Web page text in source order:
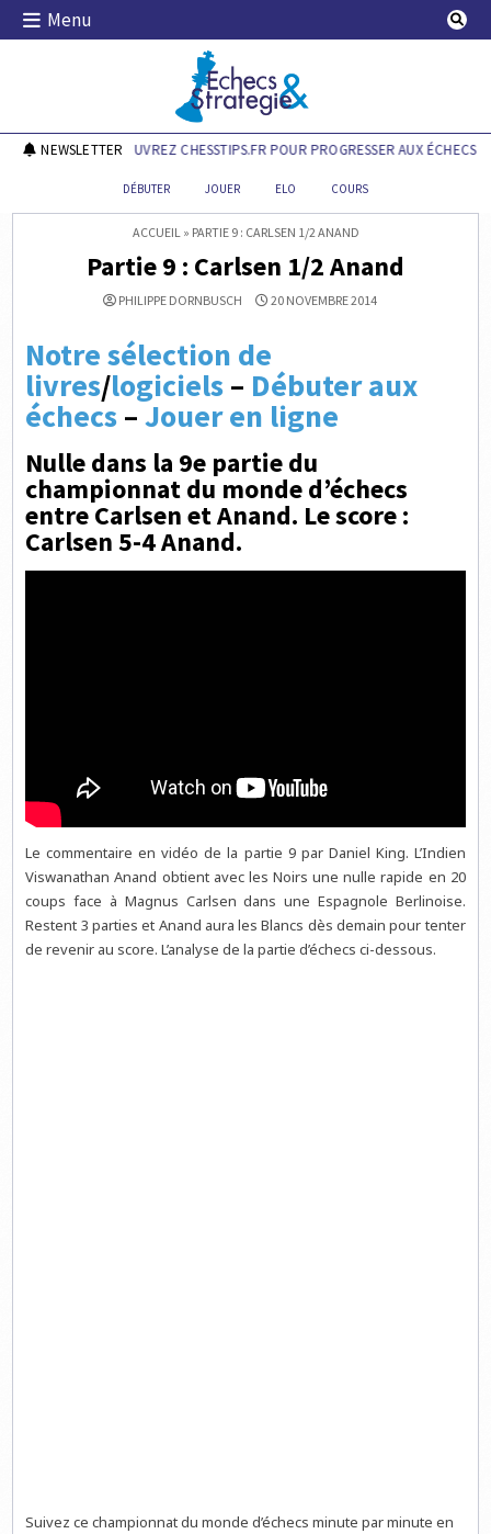
Skip
Menu
Echecs & Stratégie
NEWSLETTERDÉCOUVREZ CHESSTIPS.FR POUR PROGRESSER AUX ÉCHECS !
DÉBUTER JOUER ELO COURS
ACCUEIL» PARTIE 9 : CARLSEN 1/2 ANAND
Partie 9 : Carlsen 1/2 Anand
PHILIPPE DORNBUSCH 20 NOVEMBRE 2014
Notre sélection de
livres/logiciels– Débuter aux
échecs–Jouer en ligne
Nulle dans la 9e partie du
championnat du monde d’échecs
entre Carlsen et Anand. Le score :
Carlsen 5-4 Anand.
Le commentaire en vidéo de la partie 9 par Daniel King. L’Indien
Viswanathan Anand obtient avec les Noirs une nulle rapide en 20
coups face à Magnus Carlsen dans une Espagnole Berlinoise.
Restent 3 parties et Anand aura les Blancs dès demain pour tenter
de revenir au score. L’analyse de la partie d’échecs ci-dessous.
Suivez ce championnat du monde d’échecs minute par minute en